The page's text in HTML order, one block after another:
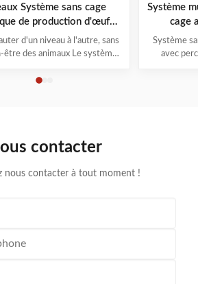
Système sans cage
de production d'œufs
de bien-être des animaux
d'un niveau à l'autre, sans
être des animaux Le système
d'excellentes performances
Système
cage
Système
avec
contacter
nous contacter à tout moment !